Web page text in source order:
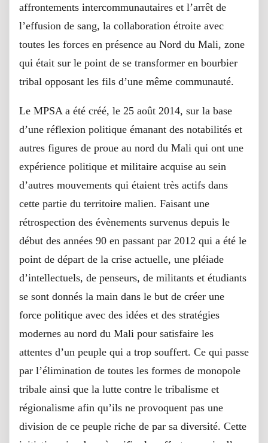
affrontements intercommunautaires et l’arrêt de
l’effusion de sang, la collaboration étroite avec
toutes les forces en présence au Nord du Mali, zone
qui était sur le point de se transformer en bourbier
tribal opposant les fils d’une même communauté.
Le MPSA a été créé, le 25 août 2014, sur la base
d’une réflexion politique émanant des notabilités et
autres figures de proue au nord du Mali qui ont une
expérience politique et militaire acquise au sein
d’autres mouvements qui étaient très actifs dans
cette partie du territoire malien. Faisant une
rétrospection des évènements survenus depuis le
début des années 90 en passant par 2012 qui a été le
point de départ de la crise actuelle, une pléiade
d’intellectuels, de penseurs, de militants et étudiants
se sont donnés la main dans le but de créer une
force politique avec des idées et des stratégies
modernes au nord du Mali pour satisfaire les
attentes d’un peuple qui a trop souffert. Ce qui passe
par l’élimination de toutes les formes de monopole
tribale ainsi que la lutte contre le tribalisme et
régionalisme afin qu’ils ne provoquent pas une
division de ce peuple riche de par sa diversité. Cette